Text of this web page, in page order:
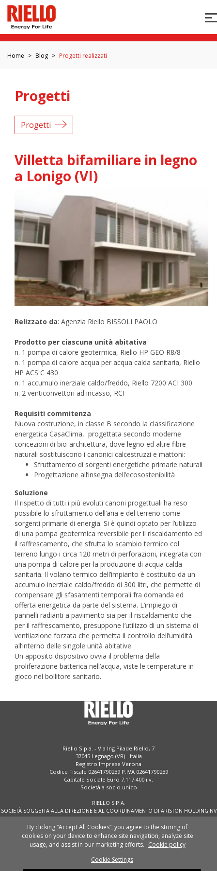
Home Blog Progetti realizzati
Progetti
Progetti
Villetta bifamiliare in legno
a Lonigo (VI)
Relizzato da: Agenzia Riello BISSOLI PAOLO
Prodotto per ciascuna unità abitativa
n. 1 pompa di calore geotermica, Riello HP GEO R8/8
n. 1 pompa di calore acqua per acqua calda sanitaria, Riello
HP ACS C 430
n. 1 accumulo inerziale caldo/freddo, Riello 7200 ACI 300
n. 2 venticonvettori ad incasso, RCI
Requisiti commitenza
Nuova costruzione, in classe B secondo la classificazione
energetica CasaClima, progettata secondo moderne
concezioni di bio-architettura, dove legno ed altre fibre
naturali sostituiscono i canonici calcestruzzi e mattoni:
Sfruttamento di sorgenti energetiche primarie naturali
Progettazione all’insegna dell’ecosostenibilità
Soluzione
Il rispetto di tutti i più evoluti canoni progettuali ha reso
possibile lo sfruttamento dell’aria e del terreno come
sorgenti primarie di energia. Si è quindi optato per l’utilizzo
di una pompa geotermica reversibile per il riscaldamento ed
il raffrescamento, che sfrutta lo scambio termico col
terreno lungo i circa 120 metri di perforazioni, integrata con
una pompa di calore per la produzione di acqua calda
sanitaria. Il volano termico dell’impianto è costituito da un
accumulo inerziale caldo/freddo di 300 litri, che permette di
compensare gli sfasamenti temporali fra domanda ed
offerta energetica da parte del sistema. L’impiego di
pannelli radianti a pavimento sia per il riscaldamento che
per il raffrescamento, presuppone l’utilizzo di un sistema di
ventilazione forzata che permetta il controllo dell’umidità
all’interno delle singole unità abitative.
Un apposito dispositivo ovvia il problema della
proliferazione batterica nell’acqua, viste le temperature in
gioco nel bollitore sanitario.
Riello S.p.a. - Via Ing Pilade Riello, 7
37045 Legnago (VR) - Italia
Registro Imprese Verona
Codice Fiscale 02641790239 P.IVA 02641790239
Capitale Sociale Euro 7.117.400 i.v.
Società a socio unico
RIELLO S.P.A.
SOCIETÀ SOGGETTA ALLA DIREZIONE E AL COORDINAMENTO DI ARISTON HOLDING NV
COMUNICATI STAMPA EU DATA ACT
INFORMATIVA GENERALE SULLA
PRIVACY
PRIVACY POLICY COOKIE POLICY WHISTLEBLOWING
PREFERENCES
By clicking “Accept All Cookies”, you agree to the storing of
cookies on your device to enhance site navigation, analyze site
usage, and assist in our marketing efforts. Cookie policy
Cookie Settings